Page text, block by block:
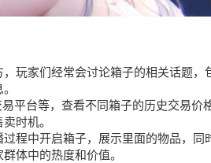
玩家们经常会讨论箱子的相关话题
平台等，查看不同箱子的历史交易价
时机。
程中开启箱子，展示里面的物品，
体中的热度和价值。